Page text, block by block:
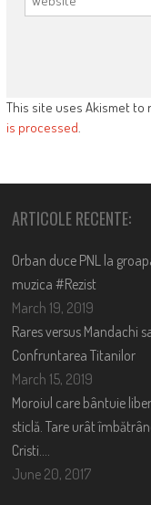
This site uses Akismet to
is processed.
ARTICOLE RECENTE:
Orban duce PNL la
muzica #Rezist
March 19, 2019
Rares versus Mandachi
Confruntarea Titanilor
March 15, 2019
Moroiul care bântuie
sticlă. Tare urât
Cristi….
June 20, 2017